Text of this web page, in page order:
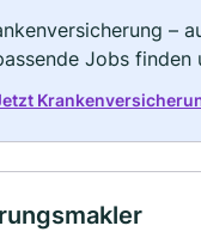
–
Jobs finden